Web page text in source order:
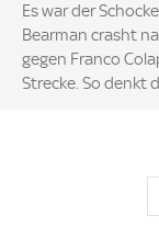
Es war der
Bearman crasht
gegen Franco
Strecke. So denkt